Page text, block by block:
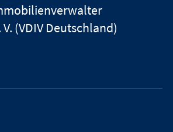
(VDIV Deutschland)